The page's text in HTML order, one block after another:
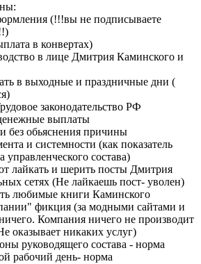
(!!!вы не подписываете
в конвертах)
в лице Дмитрия Каминского и
в выходные и праздничные дни (
законодательство РФ
выплаты
без обьяснения причины
и системности (как показатель
состава)
лайкать и шерить посты Дмитрия
сетях (Не лайкаешь пост- уволен)
любимые книги Каминского
фикция (за модными сайтами и
Компания ничего не производит
оказывает никаких услуг)
руководящего состава - норма
рабочий день- норма